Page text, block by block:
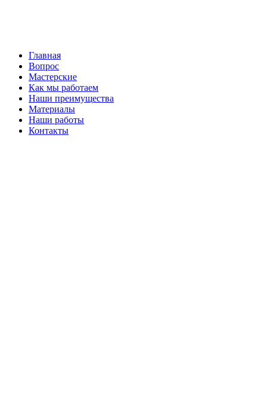
Главная
Вопрос
Мастерские
Как мы работаем
Наши преимущества
Материалы
Наши работы
Контакты